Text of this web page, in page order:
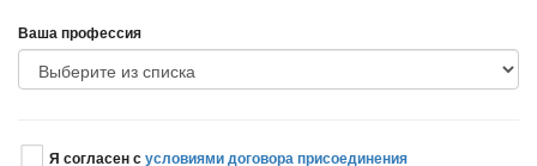
аша профессия
Я согласен сусловиями договора присоединения